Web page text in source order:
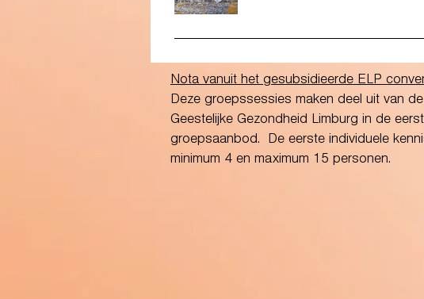
Nota vanuit het gesubsidieerde ELP
Deze groepssessies maken deel uit van
Geestelijke Gezondheid Limburg in de
groepsaanbod. De eerste individuele
minimum 4 en maximum 15 personen.